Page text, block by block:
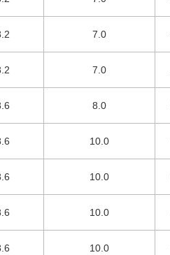
7.0
7.0
8.0
10.0
10.0
10.0
10.0